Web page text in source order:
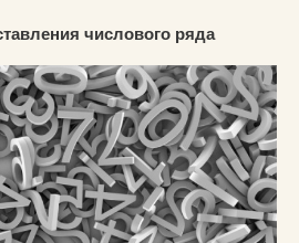
числового ряда